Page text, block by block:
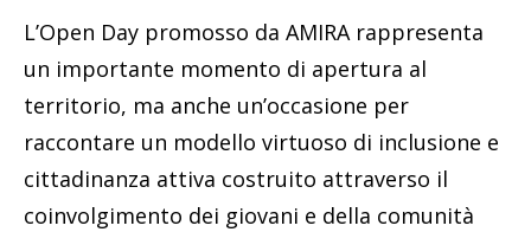
L’Open Day promosso da AMIRA rappresenta
un importante momento di apertura al
territorio, ma anche un’occasione per
raccontare un modello virtuoso di inclusione e
cittadinanza attiva costruito attraverso il
coinvolgimento dei giovani e della comunità